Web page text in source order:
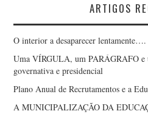
ARTIGOS
O interior a desaparecer lentamente….
Uma VÍRGULA, um PARÁGRAFO e
governativa e presidencial
Plano Anual de Recrutamentos e a
A MUNICIPALIZAÇÃO DA